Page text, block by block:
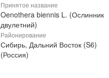
Принятое название
Oenothera biennis L. (Ослинник
двулетний)
Районирование
Сибирь, Дальний Восток (S6)
(Россия)